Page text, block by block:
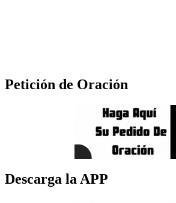
Petición de Oración
Descarga la APP